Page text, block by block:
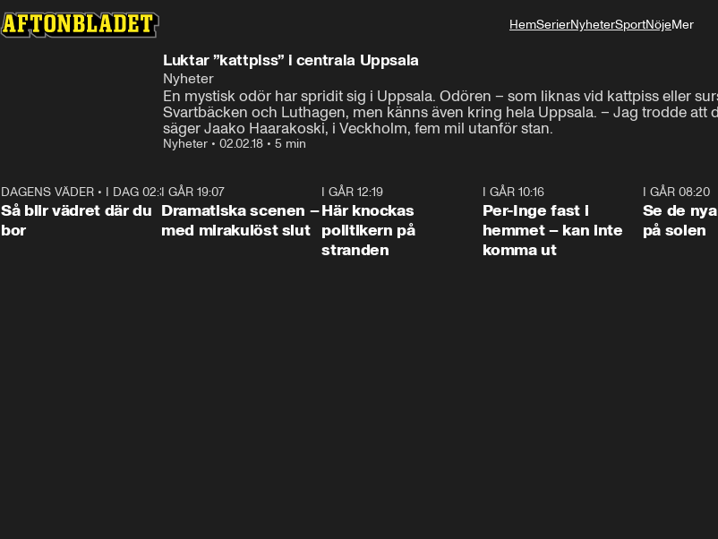
HemSerierNyheterSportNöjeMer
Luktar ”kattpiss” i centrala Uppsala
Nyheter
En mystisk odör har spridit sig i Uppsala. Odören – som liknas vid kattpiss eller
Svartbäcken och Luthagen, men känns även kring hela Uppsala. – Jag trodde
säger Jaako Haarakoski, i Veckholm, fem mil utanför stan.
Nyheter • 02.02.18 • 5 min
1:06
DAGENS VÄDER • I DAG 02:30
Så blir vädret där du
bor
I GÅR 19:07
Dramatiska scenen –
med mirakulöst slut
I GÅR 12:19
Här knockas
politikern på
stranden
I GÅR 10:16
Per-Inge fast i
hemmet – kan inte
komma ut
I GÅR 08:20
Se de
på solen